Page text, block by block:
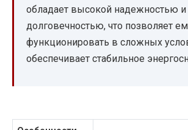
обладает высокой надежностью и
долговечностью, что позволяет
функционировать в сложных
обеспечивает стабильное